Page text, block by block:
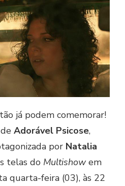
já podem comemorar!
Adorável Psicose,
por Natalia
telas do Multishowem
quarta-feira (03), às 22